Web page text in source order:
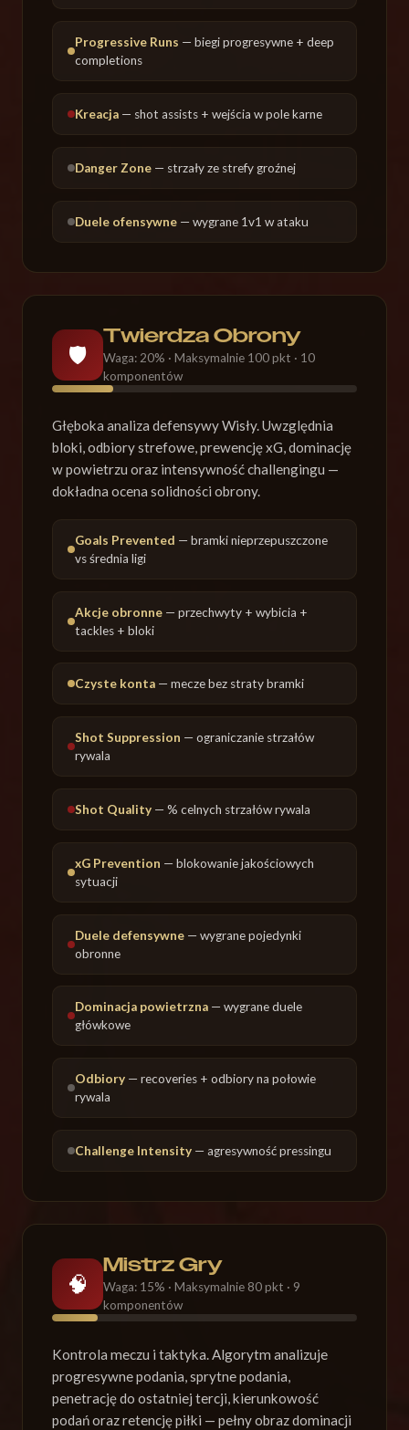
Progressive Runs — biegi progresywne + deep
completions
Kreacja — shot assists + wejścia w pole karne
Danger Zone — strzały ze strefy groźnej
Duele ofensywne — wygrane 1v1 w ataku
🛡️
Twierdza Obrony
Waga: 20% · Maksymalnie 100 pkt · 10
komponentów
Głęboka analiza defensywy Wisły. Uwzględnia
bloki, odbiory strefowe, prewencję xG, dominację
w powietrzu oraz intensywność challengingu —
dokładna ocena solidności obrony.
Goals Prevented — bramki nieprzepuszczone
vs średnia ligi
Akcje obronne — przechwyty + wybicia +
tackles + bloki
Czyste konta — mecze bez straty bramki
Shot Suppression — ograniczanie strzałów
rywala
Shot Quality — % celnych strzałów rywala
xG Prevention — blokowanie jakościowych
sytuacji
Duele defensywne — wygrane pojedynki
obronne
Dominacja powietrzna — wygrane duele
główkowe
Odbiory — recoveries + odbiory na połowie
rywala
Challenge Intensity — agresywność pressingu
🧠
Mistrz Gry
Waga: 15% · Maksymalnie 80 pkt · 9
komponentów
Kontrola meczu i taktyka. Algorytm analizuje
progresywne podania, sprytne podania,
penetrację do ostatniej tercji, kierunkowość
podań oraz retencję piłki — pełny obraz dominacji